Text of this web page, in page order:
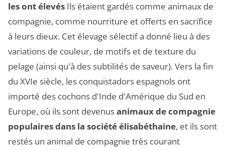
les ont élevés Ils étaient gardés comme animaux de
compagnie, comme nourriture et offerts en sacrifice
à leurs dieux. Cet élevage sélectif a donné lieu à des
variations de couleur, de motifs et de texture du
pelage (ainsi qu'à des subtilités de saveur). Vers la fin
du XVIe siècle, les conquistadors espagnols ont
importé des cochons d'Inde d'Amérique du Sud en
Europe, où ils sont devenusanimaux de compagnie
populaires dans la société élisabéthaine, et ils sont
restés un animal de compagnie très courant